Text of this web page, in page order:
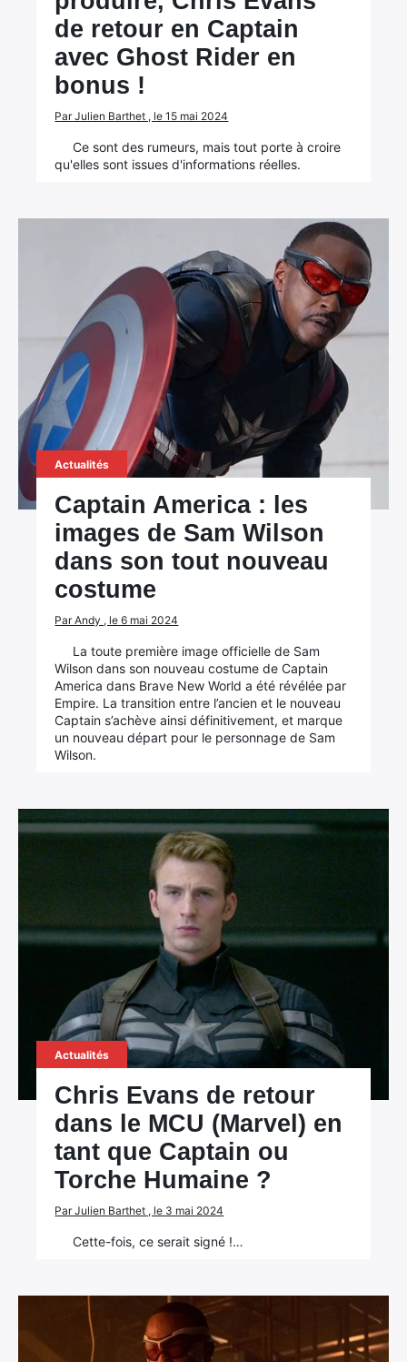
de retour en Captain
avec Ghost Rider en
bonus !
Par Julien Barthet , le 15 mai 2024
Ce sont des rumeurs, mais tout porte à croire
qu'elles sont issues d'informations réelles.
Actualités
Captain America : les
images de Sam Wilson
dans son tout nouveau
costume
Par Andy , le 6 mai 2024
La toute première image officielle de Sam
Wilson dans son nouveau costume de Captain
America dans Brave New World a été révélée par
Empire. La transition entre l’ancien et le nouveau
Captain s’achève ainsi définitivement, et marque
un nouveau départ pour le personnage de Sam
Wilson.
Actualités
Chris Evans de retour
dans le MCU (Marvel) en
tant que Captain ou
Torche Humaine ?
Par Julien Barthet , le 3 mai 2024
Cette-fois, ce serait signé !…